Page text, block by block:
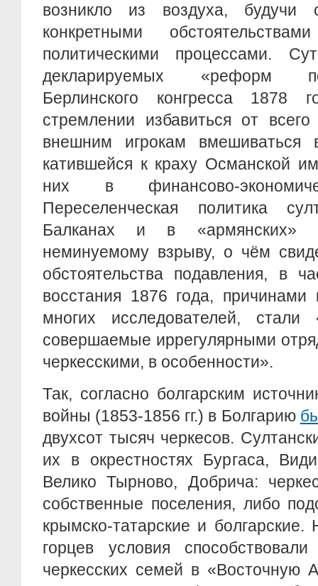
возникло из воздуха, будучи
конкретными
политическими процессами.
декларируемых «реформ
Берлинского конгресса 1878
стремлении избавиться от
внешним игрокам вмешиваться
катившейся к краху Османской
них в финансово-
Переселенческая политика
Балканах и в «армянских»
неминуемому взрыву, о чём
обстоятельства подавления, в
восстания 1876 года,
многих исследователей, стали
совершаемые иррегулярными
черкесскими, в особенности».
Так, согласно болгарским
войны (1853-1856 гг.) в Болгарию
двухсот тысяч черкесов.
их в окрестностях Бургаса,
Велико Тырново, Добрича:
собственные поселения, либо
крымско-татарские и болгарские.
горцев условия
черкесских семей в «Восточную